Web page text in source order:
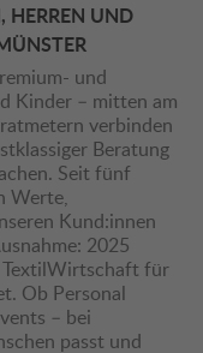
HERREN UND
und
Kinder – mitten am
verbinden
Beratung
Seit fünf
Werte,
Kund:innen
2025
TextilWirtschaft für
Ob Personal
– bei
passt und